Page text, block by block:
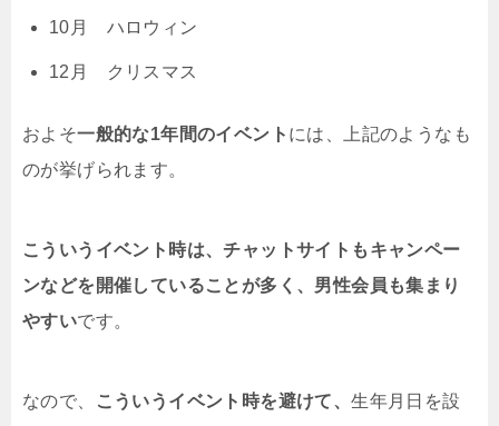
10月 ハロウィン
12月 クリスマス
およそ一般的な1年間のイベント には、上記のようなも
のが挙げられます。
こういうイベント時は、チャットサイトもキャンペー
ンなどを開催していることが多く、男性会員も集まり
やすいです。
なので、 こういうイベント時を避けて、生年月日を設